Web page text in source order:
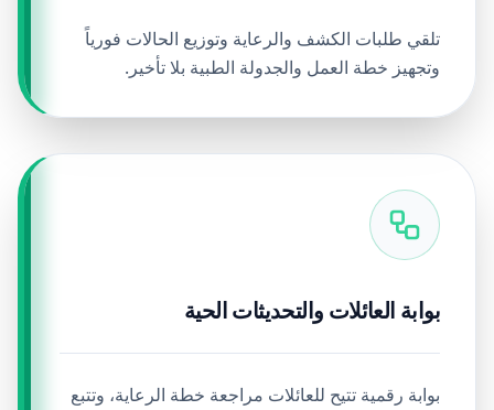
تلقي طلبات الكشف والرعاية وتوزيع الحالات فورياً
وتجهيز خطة العمل والجدولة الطبية بلا تأخير.
بوابة العائلات والتحديثات الحية
بوابة رقمية تتيح للعائلات مراجعة خطة الرعاية، وتتبع